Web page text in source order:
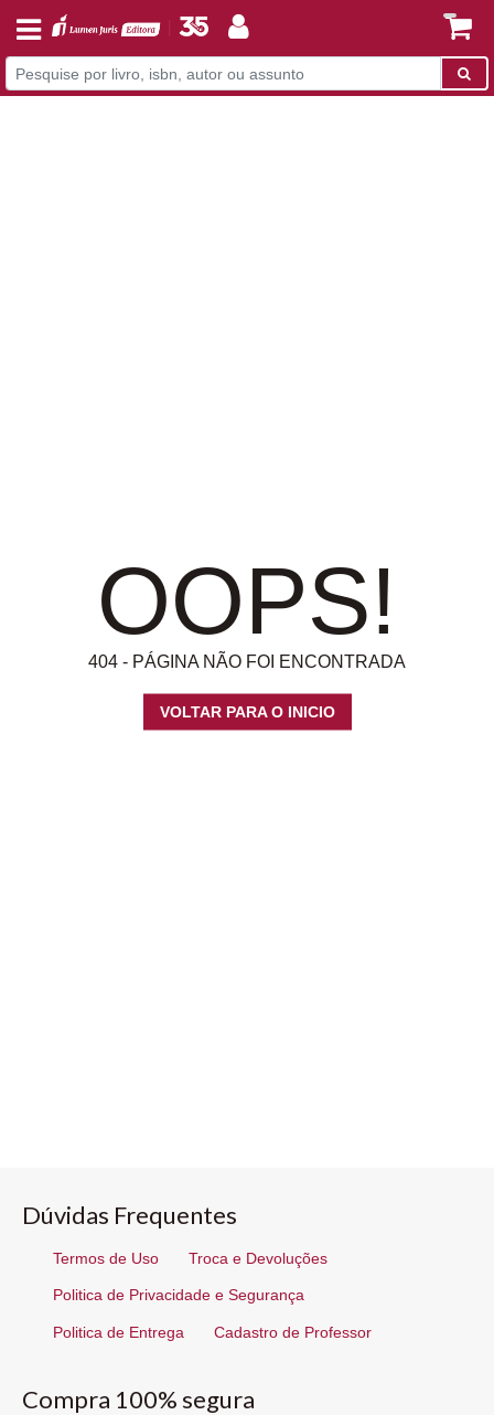
OOPS!
404 - PÁGINA NÃO FOI ENCONTRADA
VOLTAR PARA O INICIO
Dúvidas Frequentes
Termos de Uso Troca e Devoluções
Politica de Privacidade e Segurança
Politica de Entrega Cadastro de Professor
Compra 100% segura